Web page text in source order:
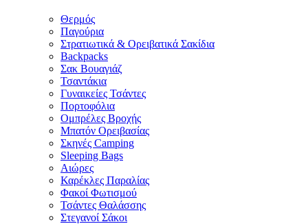
Θερμός
Παγούρια
Στρατιωτικά & Ορειβατικά Σακίδια
Backpacks
Σακ Βουαγιάζ
Τσαντάκια
Γυναικείες Τσάντες
Πορτοφόλια
Ομπρέλες Βροχής
Μπατόν Ορειβασίας
Σκηνές Camping
Sleeping Bags
Αιώρες
Καρέκλες Παραλίας
Φακοί Φωτισμού
Τσάντες Θαλάσσης
Στεγανοί Σάκοι